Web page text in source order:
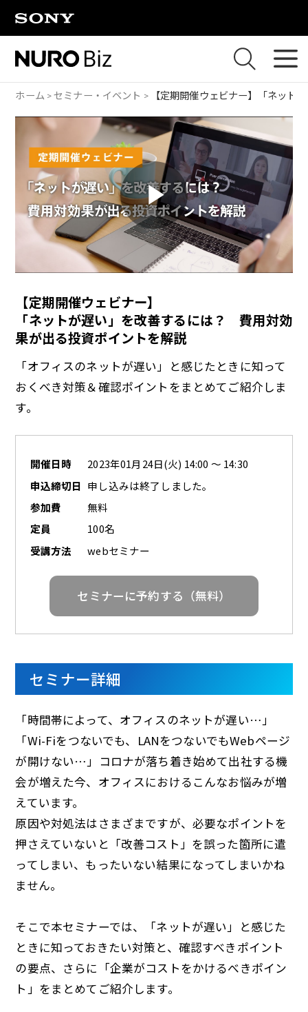
ホーム セミナー・イベント 【定期開催ウェビナー】 「ネット
P
a
y
V
i
d
e
o
【定期開催ウェビナー】
「ネットが遅い」を改善するには？ 費用対効
果が出る投資ポイントを解説
「オフィスのネットが遅い」と感じたときに知って
おくべき対策＆確認ポイントをまとめてご紹介しま
す。
開催日時
2023年01月24日(火) 14:00 ～ 14:30
申込締切日 申し込みは終了しました。
参加費
無料
定員
100名
受講方法
webセミナー
セミナーに予約する（無料）
セミナー詳細
「時間帯によって、オフィスのネットが遅い…」
「Wi-Fiをつないでも、LANをつないでもWebページ
が開けない…」コロナが落ち着き始めて出社する機
会が増えた今、オフィスにおけるこんなお悩みが増
えています。
原因や対処法はさまざまですが、必要なポイントを
押さえていないと「改善コスト」を誤った箇所に遣
ってしまい、もったいない結果になってしまいかね
ません。
そこで本セミナーでは、「ネットが遅い」と感じた
ときに知っておきたい対策と、確認すべきポイント
の要点、さらに「企業がコストをかけるべきポイン
ト」をまとめてご紹介します。